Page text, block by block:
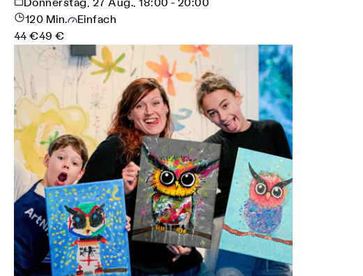
Donnerstag, 27 Aug., 18:00 - 20:00
120 Min.
Einfach
44 €49 €